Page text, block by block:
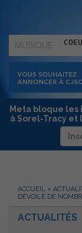
MUSIQUE
:
Meta bloque les
à Sorel-Tracy
ACCUEIL »
DÉVOILE DE
ACTUALITÉS